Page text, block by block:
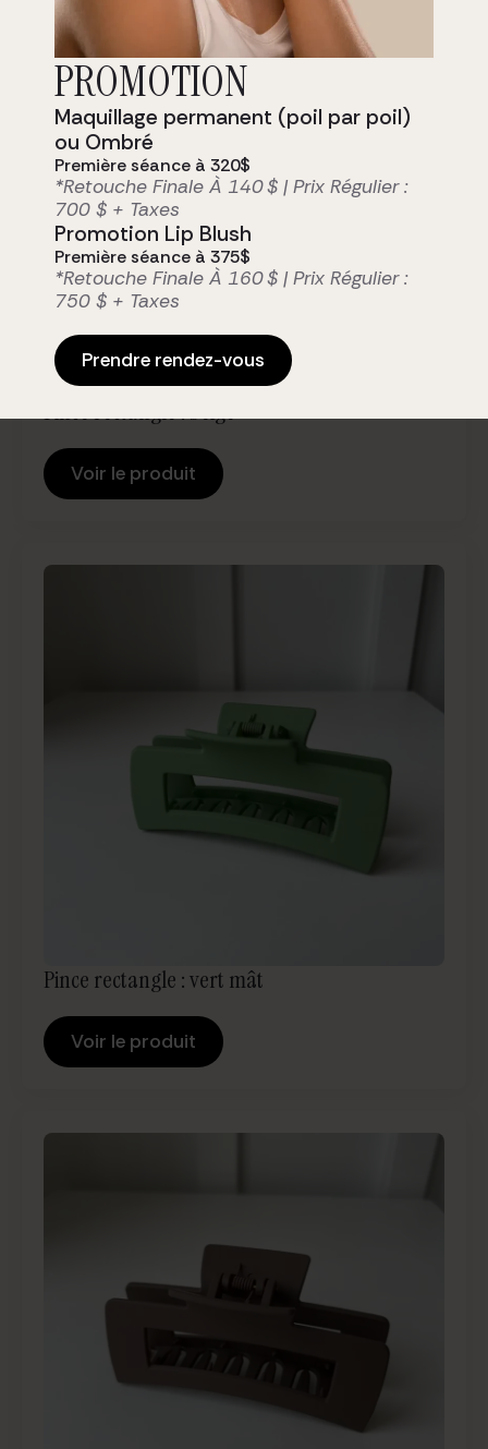
Pince rectangle : beige
Voir le produit
Pince rectangle : vert mât
Voir le produit
PROMOTION
Maquillage permanent (poil par poil)
ou Ombré
Première séance à 320$
*Retouche Finale À 140 $ | Prix Régulier :
700 $ + Taxes
Promotion Lip Blush
Première séance à 375$
*Retouche Finale À 160 $ | Prix Régulier :
750 $ + Taxes
Prendre rendez-vous